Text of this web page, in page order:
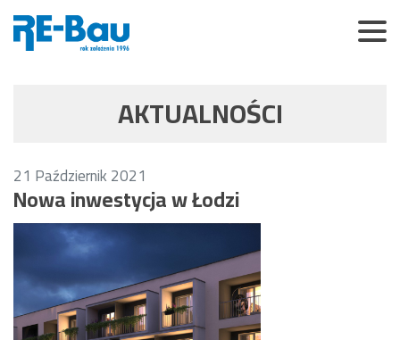
AKTUALNOŚCI
21 Październik2021
Nowa inwestycja w Łodzi